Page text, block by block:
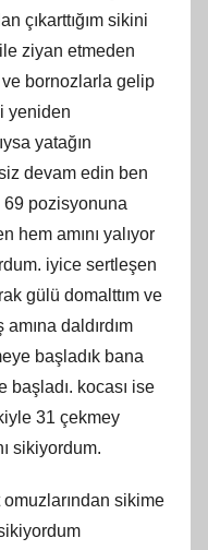
çıkarttığım sikini
ziyan etmeden
bornozlarla gelip
yeniden
yatağın
devam edin ben
pozisyonuna
hem amını yalıyor
iyice sertleşen
gülü domalttım ve
daldırdım
başladık bana
başladı. kocası ise
31 çekmey
sikiyordum.
sikime